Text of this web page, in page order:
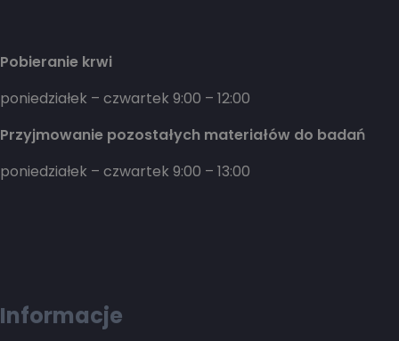
Pobieranie krwi
poniedziałek – czwartek 9:00 – 12:00
Przyjmowanie pozostałych materiałów do badań
poniedziałek – czwartek 9:00 – 13:00
Informacje